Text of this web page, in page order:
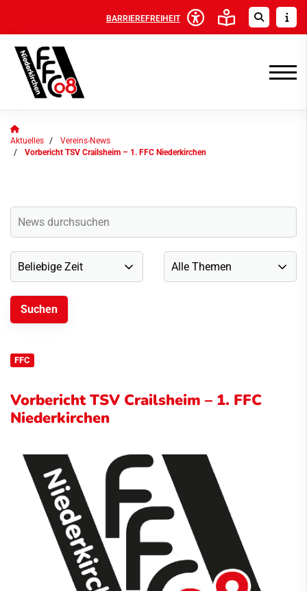
BARRIEREFREIHEIT
Aktuelles
Vereins-News
Vorbericht TSV Crailsheim – 1. FFC Niederkirchen
FFC
Vorbericht TSV Crailsheim – 1. FFC
Niederkirchen